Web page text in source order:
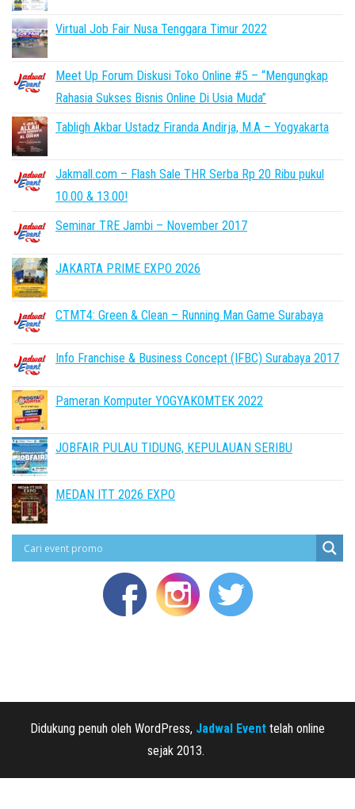
Virtual Job Fair Nusa Tenggara Timur 2022
Meet Up Forum Diskusi Toko Online #5 – “Mengungkap
Rahasia Sukses Bisnis Online Di Usia Muda”
Tabligh Akbar Ustadz Firanda Andirja, M.A – Yogyakarta
Jakmall.com – Flash Sale THR Serba Rp 20 Ribu pukul
10.00 & 13.00!
Seminar TRE Jambi – November 2017
JAKARTA PRIME EXPO 2026
CTMT4: Green & Clean – Running Man Game Surabaya
Info Franchise & Business Concept (IFBC) Surabaya 2017
Pameran Komputer YOGYAKOMTEK 2022
JOBFAIR PULAU TIDUNG, KEPULAUAN SERIBU
MEDAN ITT 2026 EXPO
Didukung penuh oleh WordPress, Jadwal Event telah online
sejak 2013.